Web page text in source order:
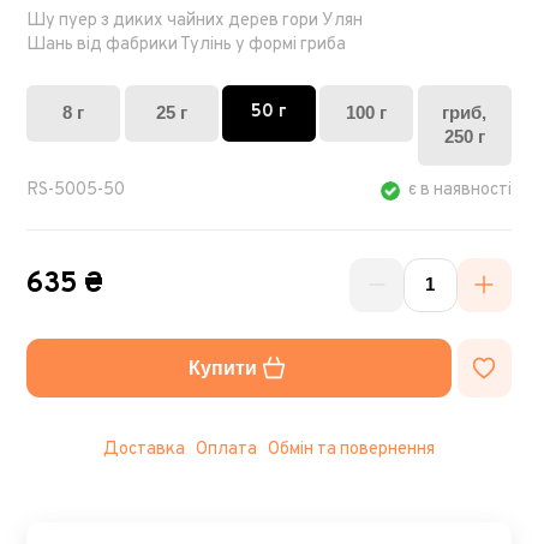
Шу пуер з диких чайних дерев гори Улян
Шань від фабрики Тулінь у формі гриба
8 г 25 г 50 г 100 г
гриб,
250 г
RS-5005-50 є в наявності
635 ₴
Купити
Доставка Оплата Обмін та повернення